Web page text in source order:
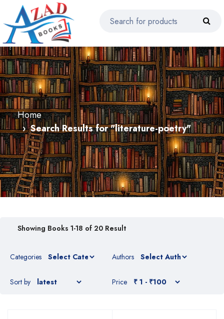
Home
Search Results for "literature-poetry"
Showing Books 1-18 of 20 Result
Categories Authors
Sort by Price